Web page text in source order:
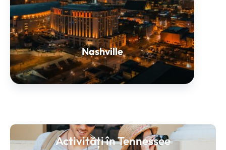
Nashville
Activități în Tennessee